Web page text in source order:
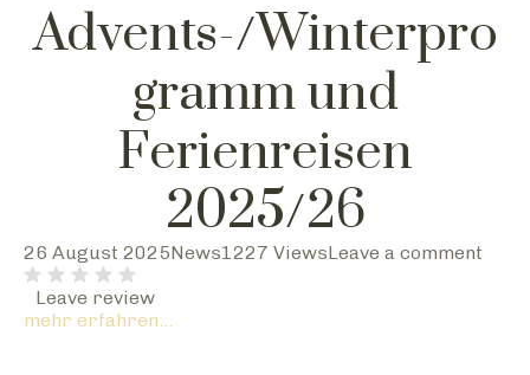
Advents-/Winterpro
gramm und
Ferienreisen
2025/26
26 August 2025News1227 ViewsLeave a comment
Leave review
mehr erfahren...